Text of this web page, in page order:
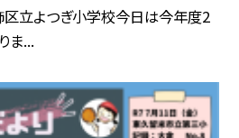
区立よつぎ小学校今日は今年度2
ま...